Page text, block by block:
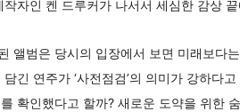
작자인 켄 드루커가 나서서 세심한 감상
앨범은 당시의 입장에서 보면 미래보다
담긴 연주가 ‘사전점검’의 의미가 강하다
확인했다고 할까? 새로운 도약을 위한